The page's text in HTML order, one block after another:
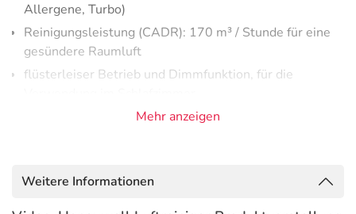
Allergene, Turbo)
Reinigungsleistung (CADR): 170 m³ / Stunde für eine
gesündere Raumluft
flüsterleiser Betrieb und Dimmfunktion, für die
Vorfilter: Verringert unangenehme Haushaltsgerüche
Allergiker
Mehr anzeigen
Weitere Informationen